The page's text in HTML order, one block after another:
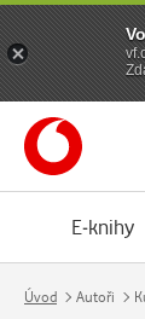
E-knihy
Úvod Autoři